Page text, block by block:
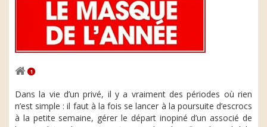
1
Dans la vie d’un privé, il y a vraiment des périodes où rien
n’est simple : il faut à la fois se lancer à la poursuite d’escrocs
à la petite semaine, gérer le départ inopiné d’un associé de